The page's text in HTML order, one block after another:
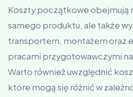
Koszty początkowe obejmują
samego produktu, ale także
transportem, montażem oraz
pracami przygotowawczymi
Warto również uwzględnić
które mogą się różnić w